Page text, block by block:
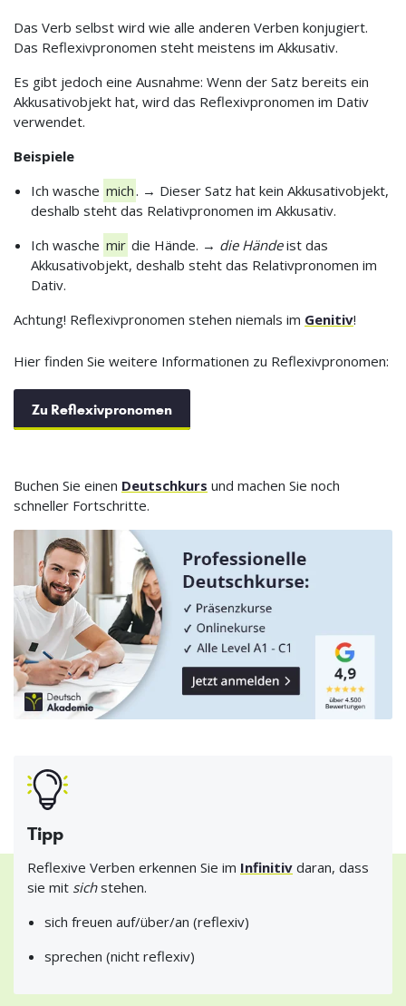
Das Verb selbst wird wie alle anderen Verben konjugiert.
Das Reflexivpronomen steht meistens im Akkusativ.
Es gibt jedoch eine Ausnahme: Wenn der Satz bereits ein
Akkusativobjekt hat, wird das Reflexivpronomen im Dativ
verwendet.
Beispiele
Ich wasche mich . → Dieser Satz hat kein Akkusativobjekt,
deshalb steht das Relativpronomen im Akkusativ.
Ich wasche mir die Hände. → die Händeist das
Akkusativobjekt, deshalb steht das Relativpronomen im
Dativ.
Achtung! Reflexivpronomen stehen niemals im Genitiv!
Hier finden Sie weitere Informationen zu Reflexivpronomen:
Zu Reflexivpronomen
Buchen Sie einen Deutschkurs und machen Sie noch
schneller Fortschritte.
Tipp
Reflexive Verben erkennen Sie im Infinitiv daran, dass
sie mit sichstehen.
sich freuen auf/über/an (reflexiv)
sprechen (nicht reflexiv)